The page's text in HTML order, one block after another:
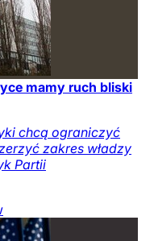
mamy ruch bliski
chcą ograniczyć
zakres władzy
Partii